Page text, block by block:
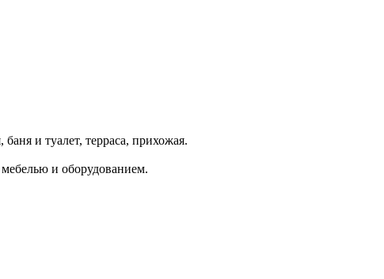
и туалет, терраса, прихожая.
и оборудованием.